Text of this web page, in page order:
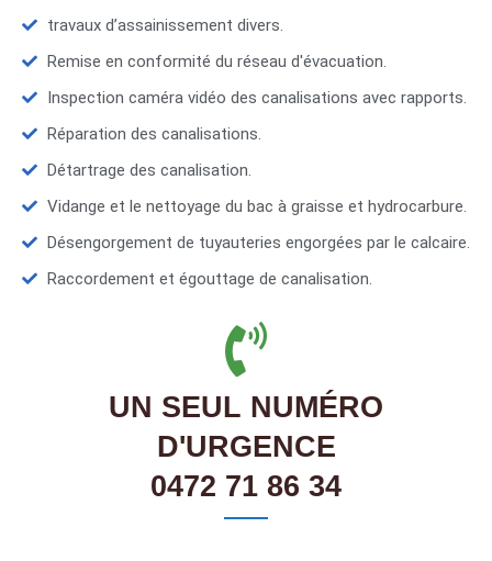
travaux d’assainissement divers.
Remise en conformité du réseau d'évacuation.
Inspection caméra vidéo des canalisations avec rapports.
Réparation des canalisations.
Détartrage des canalisation.
Vidange et le nettoyage du bac à graisse et hydrocarbure.
Désengorgement de tuyauteries engorgées par le calcaire.
Raccordement et égouttage de canalisation.
UN SEUL NUMÉRO
D'URGENCE
0472 71 86 34